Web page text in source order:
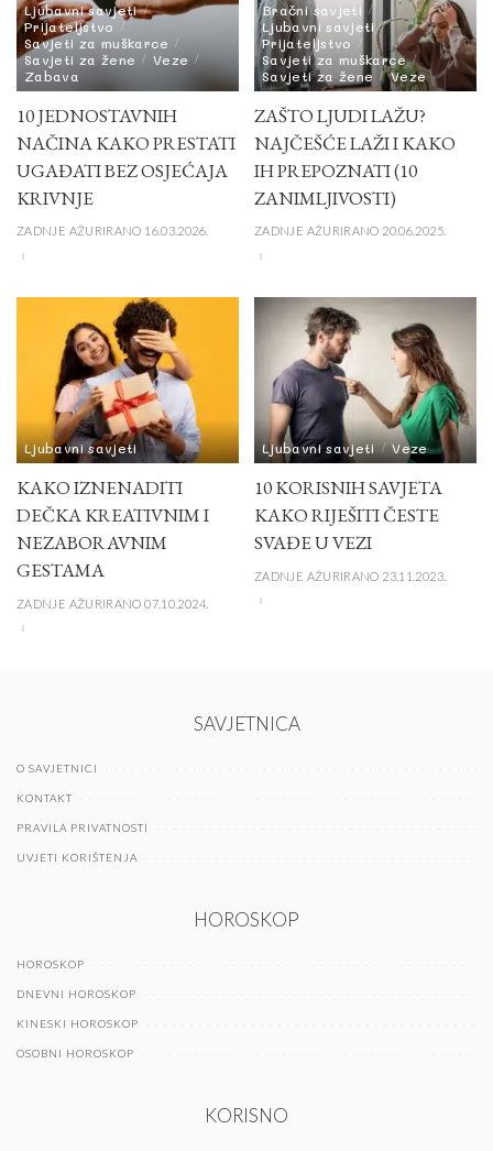
Ljubavni savjeti
Prijateljstvo
Savjeti za muškarce
Savjeti za žene
Veze
Zabava
10 JEDNOSTAVNIH
NAČINA KAKO PRESTATI
UGAĐATI BEZ OSJEĆAJA
KRIVNJE
ZADNJE AŽURIRANO 16.03.2026.
Bračni savjeti
Ljubavni savjeti
Prijateljstvo
Savjeti za muškarce
Savjeti za žene
Veze
ZAŠTO LJUDI LAŽU?
NAJČEŠĆE LAŽI I KAKO
IH PREPOZNATI (10
ZANIMLJIVOSTI)
ZADNJE AŽURIRANO 20.06.2025.
Ljubavni savjeti
KAKO IZNENADITI
DEČKA KREATIVNIM I
NEZABORAVNIM
GESTAMA
ZADNJE AŽURIRANO 07.10.2024.
Ljubavni savjeti Veze
10 KORISNIH SAVJETA
KAKO RIJEŠITI ČESTE
SVAĐE U VEZI
ZADNJE AŽURIRANO 23.11.2023.
SAVJETNICA
O SAVJETNICI
KONTAKT
PRAVILA PRIVATNOSTI
UVJETI KORIŠTENJA
HOROSKOP
HOROSKOP
DNEVNI HOROSKOP
KINESKI HOROSKOP
OSOBNI HOROSKOP
KORISNO